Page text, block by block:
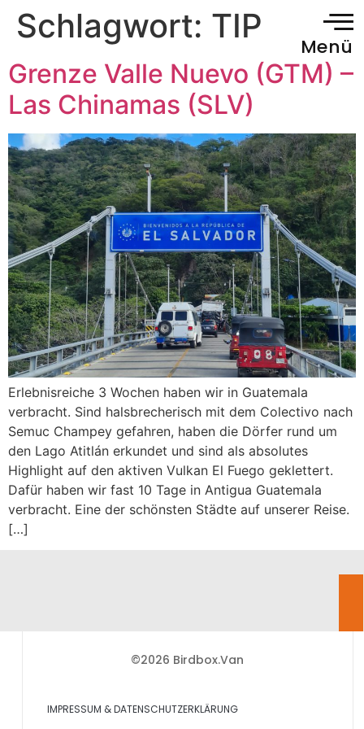
Menü
Schlagwort: TIP
Grenze Valle Nuevo (GTM) –
Las Chinamas (SLV)
Erlebnisreiche 3 Wochen haben wir in Guatemala
verbracht. Sind halsbrecherisch mit dem Colectivo nach
Semuc Champey gefahren, haben die Dörfer rund um
den Lago Atitlán erkundet und sind als absolutes
Highlight auf den aktiven Vulkan El Fuego geklettert.
Dafür haben wir fast 10 Tage in Antigua Guatemala
verbracht. Eine der schönsten Städte auf unserer Reise.
[…]
©2026 Birdbox.Van
IMPRESSUM & DATENSCHUTZERKLÄRUNG